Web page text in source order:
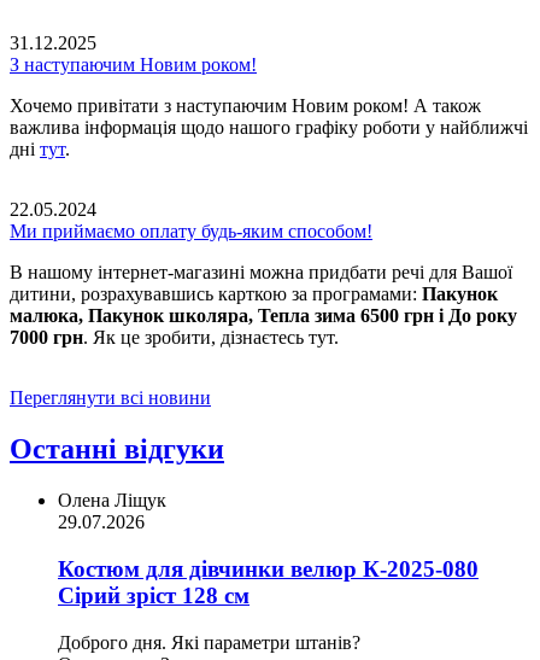
31.12.2025
З наступаючим Новим роком!
Хочемо привітати з наступаючим Новим роком! А також
важлива інформація щодо нашого графіку роботи у найближчі
дні тут.
22.05.2024
Ми приймаємо оплату будь-яким способом!
В нашому інтернет-магазині можна придбати речі для Вашої
дитини, розрахувавшись карткою за програмами: Пакунок
малюка, Пакунок школяра, Тепла зима 6500 грн і До року
7000 грн. Як це зробити, дізнаєтесь тут.
Переглянути всі новини
Останні відгуки
Олена Ліщук
29.07.2026
Костюм для дівчинки велюр К-2025-080
Сірий зріст 128 см
Доброго дня. Які параметри штанів?